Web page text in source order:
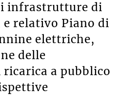
infrastrutture di
relativo Piano di
elettriche,
delle
a pubblico